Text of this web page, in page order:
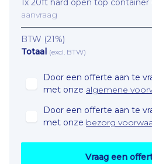
1x 20ft hard open top container
aanvraag
BTW (21%)
Totaal (excl. BTW)
Door een offerte aan te
met onze algemene
Door een offerte aan te
met onze bezorg
Vraag een